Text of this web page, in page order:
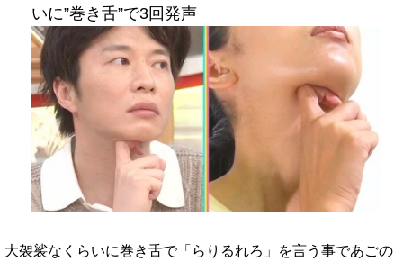
いに”巻き舌”で3回発声
大袈裟なくらいに巻き舌で「らりるれろ」を言う事であごの